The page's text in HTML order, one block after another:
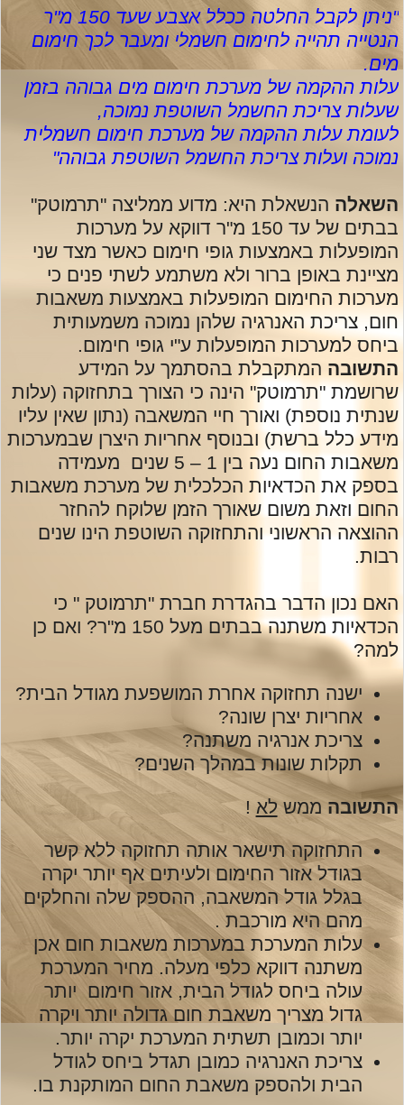
"ניתן לקבל החלטה ככלל אצבע שעד 150 מ"ר
הנטייה תהייה לחימום חשמלי ומעבר לכך חימום
מים.
עלות ההקמה של מערכת חימום מים גבוהה בזמן
שעלות צריכת החשמל השוטפת נמוכה,
לעומת עלות ההקמה של מערכת חימום חשמלית
נמוכה ועלות צריכת החשמל השוטפת גבוהה"
השאלה הנשאלת היא: מדוע ממליצה "תרמוטק"
בבתים של עד 150 מ"ר דווקא על מערכות
המופעלות באמצעות גופי חימום כאשר מצד שני
מציינת באופן ברור ולא משתמע לשתי פנים כי
מערכות החימום המופעלות באמצעות משאבות
חום, צריכת האנרגיה שלהן נמוכה משמעותית
ביחס למערכות המופעלות ע"י גופי חימום.
התשובה המתקבלת בהסתמך על המידע
שרושמת "תרמוטק" הינה כי הצורך בתחזוקה (עלות
שנתית נוספת) ואורך חיי המשאבה (נתון שאין עליו
מידע כלל ברשת) ובנוסף אחריות היצרן שבמערכות
משאבות החום נעה בין 1 – 5 שנים מעמידה
בספק את הכדאיות הכלכלית של מערכת משאבות
החום וזאת משום שאורך הזמן שלוקח להחזר
ההוצאה הראשוני והתחזוקה השוטפת הינו שנים
רבות.
האם נכון הדבר בהגדרת חברת "תרמוטק " כי
הכדאיות משתנה בבתים מעל 150 מ"ר? ואם כן
למה?
ישנה תחזוקה אחרת המושפעת מגודל הבית?
אחריות יצרן שונה?
צריכת אנרגיה משתנה?
תקלות שונות במהלך השנים?
התשובה ממשלא !
התחזוקה תישאר אותה תחזוקה ללא קשר
בגודל אזור החימום ולעיתים אף יותר יקרה
בגלל גודל המשאבה, ההספק שלה והחלקים
מהם היא מורכבת .
עלות המערכת במערכות משאבות חום אכן
משתנה דווקא כלפי מעלה. מחיר המערכת
עולה ביחס לגודל הבית, אזור חימום יותר
גדול מצריך משאבת חום גדולה יותר ויקרה
יותר וכמובן תשתית המערכת יקרה יותר.
צריכת האנרגיה כמובן תגדל ביחס לגודל
הבית ולהספק משאבת החום המותקנת בו.